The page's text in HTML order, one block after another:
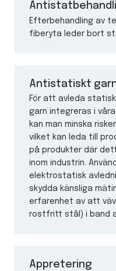
Efterbehandling av
fiberyta leder bort
Antistatiskt
För att avleda
garn integreras i
kan man minska
vilket kan leda till
på produkter där
inom industrin.
elektrostatisk
skydda känsliga
erfarenhet av att
rostfritt stål) i band
Appretering